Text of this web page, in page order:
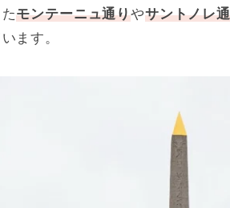
モンテーニュ通りやサントノレ
ます。